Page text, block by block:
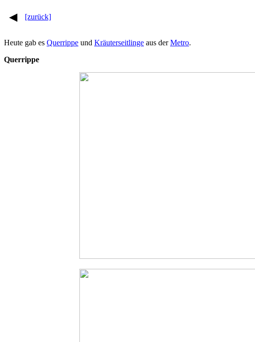
[zurück]
Heute gab es Querrippe und Kräuterseitlinge aus derMetro.
Querrippe